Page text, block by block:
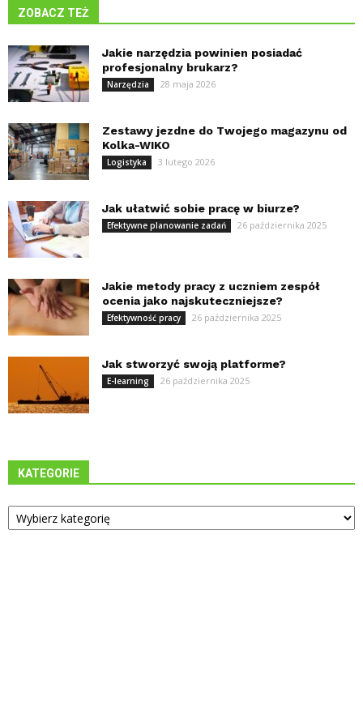
ZOBACZ TEŻ
Jakie narzędzia powinien posiadać
profesjonalny brukarz?
Narzędzia 28 maja 2026
Zestawy jezdne do Twojego magazynu od
Kolka-WIKO
Logistyka 3 lutego 2026
Jak ułatwić sobie pracę w biurze?
Efektywne planowanie zadań 26 października 2025
Jakie metody pracy z uczniem zespół
ocenia jako najskuteczniejsze?
Efektywność pracy 26 października 2025
Jak stworzyć swoją platforme?
E-learning 26 października 2025
KATEGORIE
Kategorie